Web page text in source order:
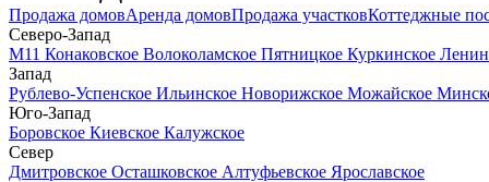
Продажа домовАренда домовПродажа участковКоттеджные
Северо-Запад
М11 Конаковское Волоколамское Пятницкое Куркинское
Запад
Рублево-Успенское Ильинское Новорижское Можайское
Юго-Запад
Боровское Киевское Калужское
Север
Дмитровское Осташковское Алтуфьевское Ярославское